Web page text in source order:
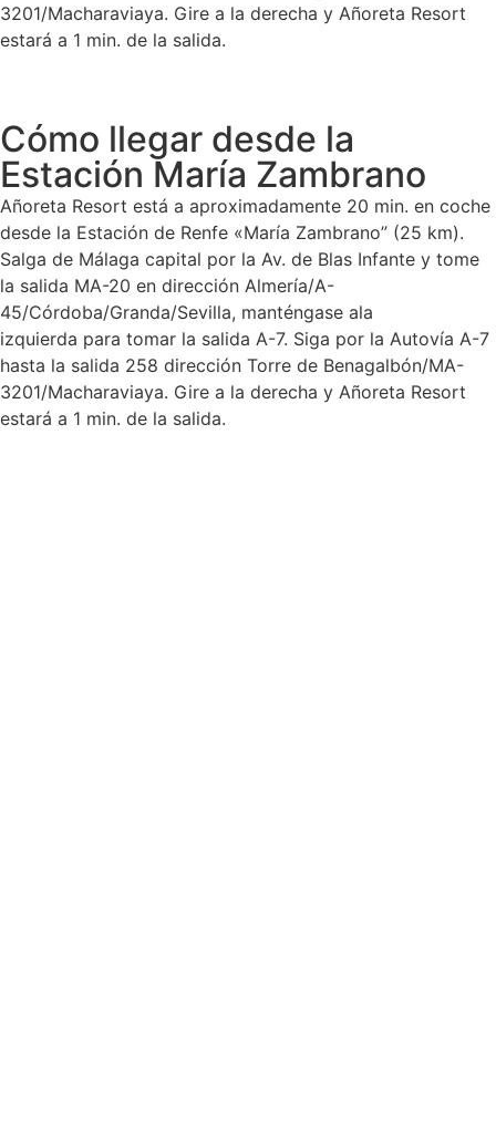
3201/Macharaviaya. Gire a la derecha y Añoreta Resort
estará a 1 min. de la salida.
Cómo llegar desde la
Estación María Zambrano
Añoreta Resort está a aproximadamente 20 min. en coche
desde la Estación de Renfe «María Zambrano” (25 km).
Salga de Málaga capital por la Av. de Blas Infante y tome
la salida MA-20 en dirección Almería/A-
45/Córdoba/Granda/Sevilla, manténgase ala
izquierda para tomar la salida A-7. Siga por la Autovía A-7
hasta la salida 258 dirección Torre de Benagalbón/MA-
3201/Macharaviaya. Gire a la derecha y Añoreta Resort
estará a 1 min. de la salida.